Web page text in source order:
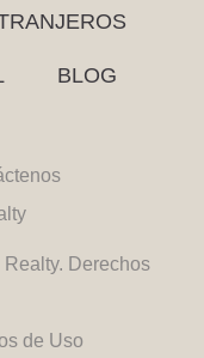
BLOG
Derechos
de Uso